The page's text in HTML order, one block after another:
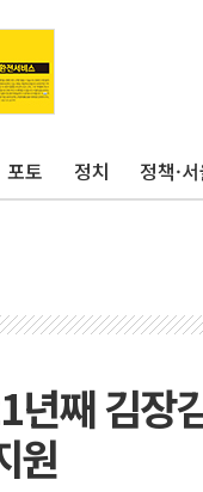
포토 정치 정책·
년째 김장
원